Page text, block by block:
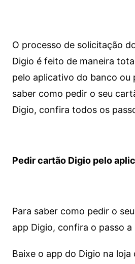
O processo de solicitação
Digio é feito de maneira
pelo aplicativo do banco ou
saber como pedir o seu
Digio, confira todos os
Pedir cartão Digio pelo
Para saber como pedir o
app Digio, confira o passo a
Baixe o app do Digio na